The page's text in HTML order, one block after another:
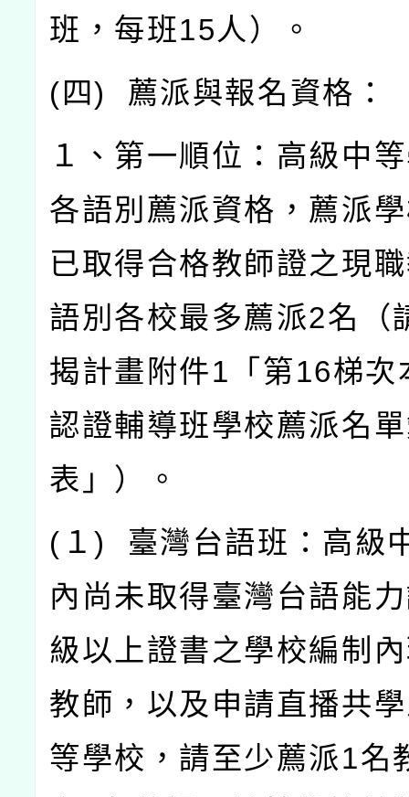
班，每班15人）。
( 四) 薦派與報名資格：
１、第一順位：高級中
各語別薦派資格，薦派
已取得合格教師證之現
語別各校最多薦派2名（
揭計畫附件1 「第16梯次
認證輔導班學校薦派名
表」）。
( １) 臺灣台語班：高級
內尚未取得臺灣台語能
級以上證書之學校編制
教師，以及申請直播共
等學校，請至少薦派1名